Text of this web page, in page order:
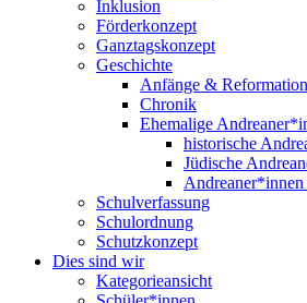
Inklusion
Förderkonzept
Ganztagskonzept
Geschichte
Anfänge &
Chronik
Ehemalige
historische
Jüdische
Schulverfassung
Schulordnung
Schutzkonzept
Dies sind wir
Kategorieansicht